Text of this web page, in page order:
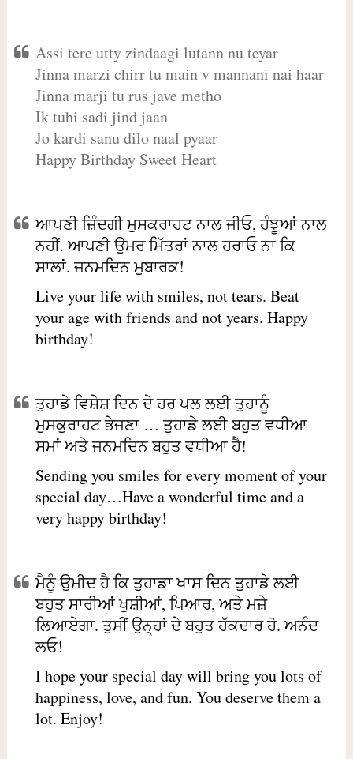
Assi tere utty zindaagi lutann nu teyar
Jinna marzi chirr tu main v mannani nai haar
Jinna marji tu rus jave metho
Ik tuhi sadi jind jaan
Jo kardi sanu dilo naal pyaar
Happy Birthday Sweet Heart
ਆਪਣੀ ਜ਼ਿੰਦਗੀ ਮੁਸਕਰਾਹਟ ਨਾਲ ਜੀਓ, ਹੰਝੂਆਂ ਨਾਲ
ਨਹੀਂ. ਆਪਣੀ ਉਮਰ ਮਿੱਤਰਾਂ ਨਾਲ ਹਰਾਓ ਨਾ ਕਿ
ਸਾਲਾਂ. ਜਨਮਦਿਨ ਮੁਬਾਰਕ!
Live your life with smiles, not tears. Beat
your age with friends and not years. Happy
birthday!
ਤੁਹਾਡੇ ਵਿਸ਼ੇਸ਼ ਦਿਨ ਦੇ ਹਰ ਪਲ ਲਈ ਤੁਹਾਨੂੰ
ਮੁਸਕੁਰਾਹਟ ਭੇਜਣਾ … ਤੁਹਾਡੇ ਲਈ ਬਹੁਤ ਵਧੀਆ
ਸਮਾਂ ਅਤੇ ਜਨਮਦਿਨ ਬਹੁਤ ਵਧੀਆ ਹੈ!
Sending you smiles for every moment of your
special day…Have a wonderful time and a
very happy birthday!
ਮੈਨੂੰ ਉਮੀਦ ਹੈ ਕਿ ਤੁਹਾਡਾ ਖਾਸ ਦਿਨ ਤੁਹਾਡੇ ਲਈ
ਬਹੁਤ ਸਾਰੀਆਂ ਖੁਸ਼ੀਆਂ, ਪਿਆਰ, ਅਤੇ ਮਜ਼ੇ
ਲਿਆਏਗਾ. ਤੁਸੀਂ ਉਨ੍ਹਾਂ ਦੇ ਬਹੁਤ ਹੱਕਦਾਰ ਹੋ. ਅਨੰਦ
ਲਓ!
I hope your special day will bring you lots of
happiness, love, and fun. You deserve them a
lot. Enjoy!